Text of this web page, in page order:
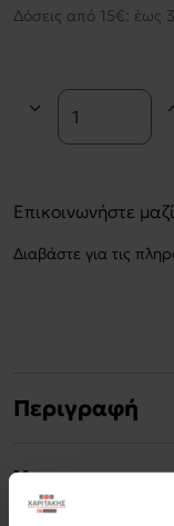
Δόσεις από 15€: έως
Επικοινωνήστε
Διαβάστε για τις
Περιγραφή